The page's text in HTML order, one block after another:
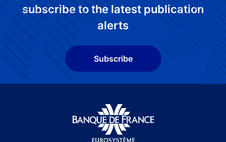
subscribe to the latest publication
alerts
Subscribe